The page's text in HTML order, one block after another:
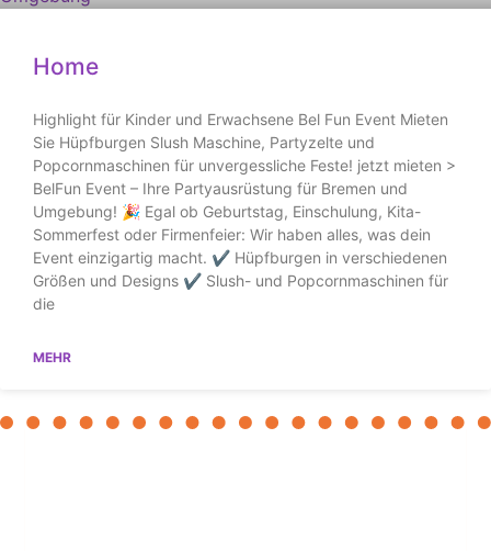
Home
Highlight für Kinder und Erwachsene Bel Fun Event Mieten
Sie Hüpfburgen Slush Maschine, Partyzelte und
Popcornmaschinen für unvergessliche Feste! jetzt mieten >
BelFun Event – Ihre Partyausrüstung für Bremen und
Umgebung! 🎉 Egal ob Geburtstag, Einschulung, Kita-
Sommerfest oder Firmenfeier: Wir haben alles, was dein
Event einzigartig macht. ✔ Hüpfburgen in verschiedenen
Größen und Designs ✔ Slush- und Popcornmaschinen für
die
MEHR